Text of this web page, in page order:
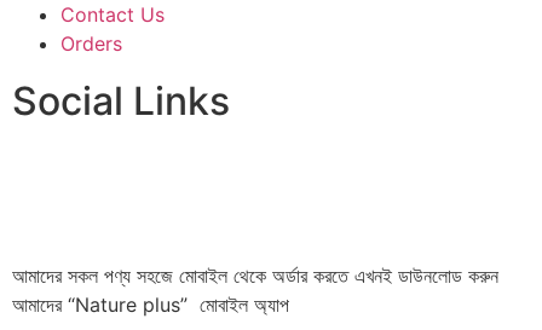
Contact Us
Orders
Social Links
আমাদের সকল পণ্য সহজে মোবাইল থেকে অর্ডার করতে এখনই ডাউনলোড করুন
আমাদের “Nature plus” মোবাইল অ্যাপ